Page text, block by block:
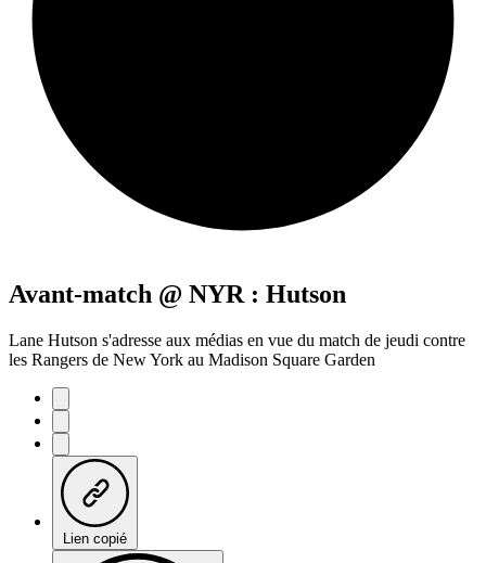
Avant-match @ NYR : Hutson
Lane Hutson s'adresse aux médias en vue du match de jeudi contre
les Rangers de New York au Madison Square Garden
Lien copié